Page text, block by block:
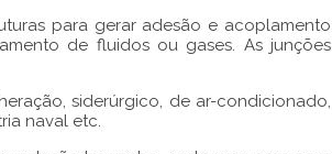
para gerar adesão e acoplamento
de fluidos ou gases. As junções
siderúrgico, de ar-condicionado,
naval etc.